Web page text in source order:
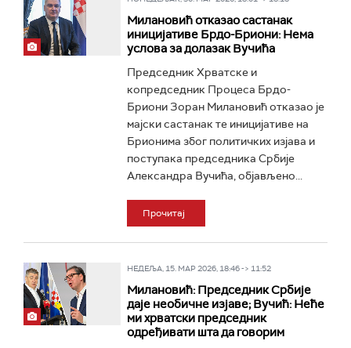
Милановић отказао састанак
иницијативе Брдо-Бриони: Нема
услова за долазак Вучића
Председник Хрватске и
копредседник Процеса Брдо-
Бриони Зоран Милановић отказао је
мајски састанак те иницијативе на
Брионима због политичких изјава и
поступака председника Србије
Александра Вучића, објављено...
Прочитај
НЕДЕЉА, 15. МАР 2026, 18:46 -> 11:52
Милановић: Председник Србије
даје необичне изјаве; Вучић: Неће
ми хрватски председник
одређивати шта да говорим